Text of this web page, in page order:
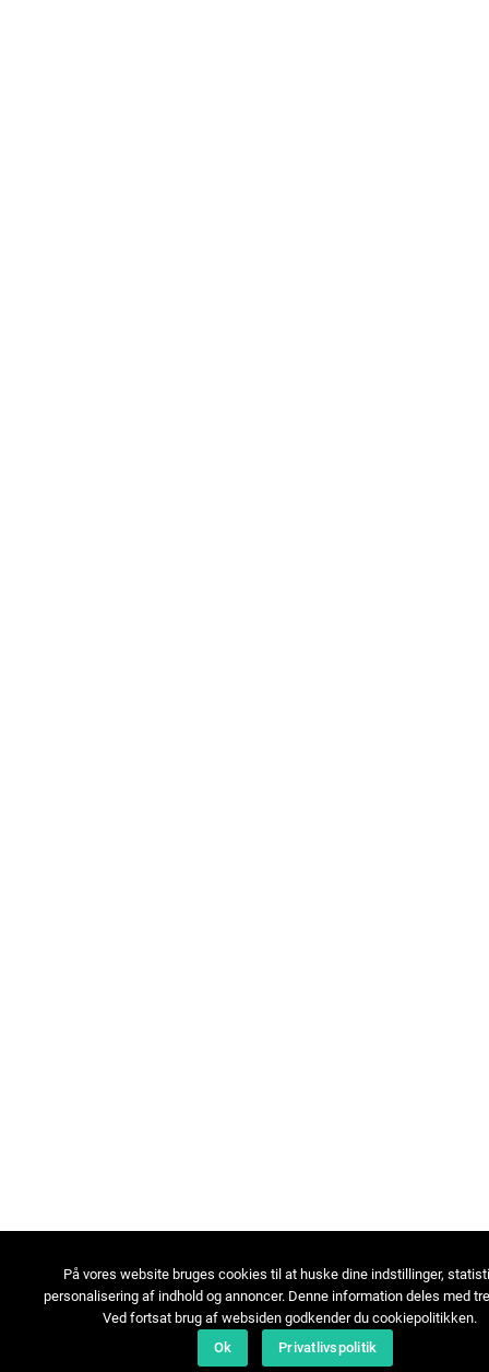
På vores website bruges cookies til at huske dine indstillinger,
personalisering af indhold og annoncer. Denne information deles med
Ved fortsat brug af websiden godkender du cookiepolitikken.
Ok
Privatlivspolitik